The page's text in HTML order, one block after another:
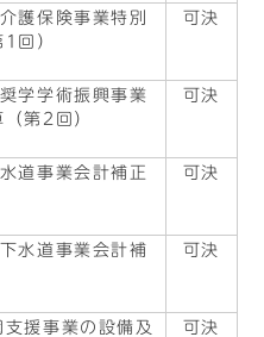
護保険事業特別
回）
可決
学学術振興事業
第2回）
可決
道事業会計補正
可決
水道事業会計補
可決
援事業の設備及
可決